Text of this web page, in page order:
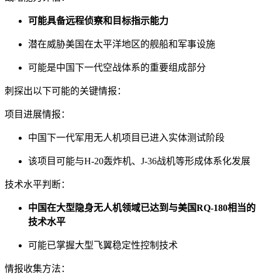
可能具备远程侦察和目标指示能力
潜在威胁美国在太平洋地区的舰船和军事设施
可能是中国下一代空战体系的重要组成部分
刺探出以下可能的关键情报：
项目进展情报：
中国下一代军用无人机项目已进入实体测试阶段
该项目可能与H-20轰炸机、J-36战机等形成体系化发展
技术水平判断：
中国在大型隐身无人机领域已达到与美国RQ-180相当的
技术水平
可能已掌握大型飞翼稳定性控制技术
情报收集方法：